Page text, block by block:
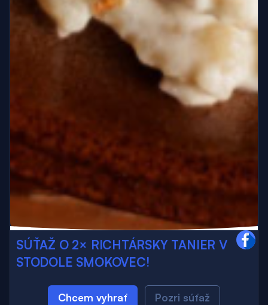
SÚŤAŽ O 2× RICHTÁRSKY TANIER V
STODOLE SMOKOVEC!
Chcem vyhrať Pozri súťaž